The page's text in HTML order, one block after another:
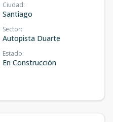
Ciudad:
Santiago
Sector:
Autopista Duarte
Estado:
En Construcción